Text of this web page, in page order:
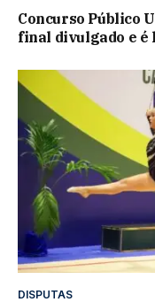
Concurso Público
final divulgado e é
DISPUTAS